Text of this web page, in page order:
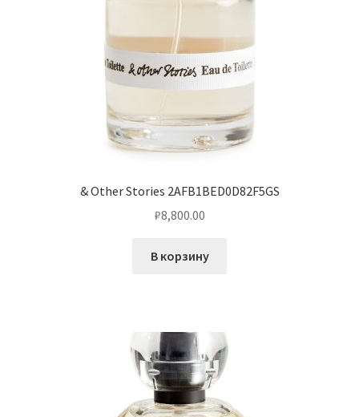
& Other Stories 2AFB1BED0D82F5GS
₽8,800.00
В корзину